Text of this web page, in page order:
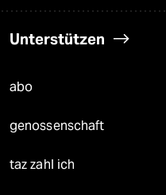
Unterstützen
abo
genossenschaft
taz zahl ich